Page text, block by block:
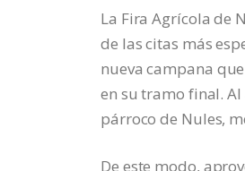
La Fira Agrícola de
de las citas más
nueva campana
en su tramo final.
párroco de Nules,
De este modo,